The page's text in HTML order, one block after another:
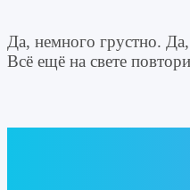
Да, немного грустно.
Всё ещё на свете